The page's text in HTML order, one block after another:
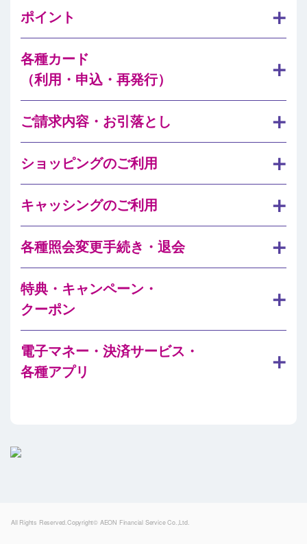
ポイント
各種カード
（利用・申込・再発行）
ご請求内容・お引落とし
ショッピングのご利用
キャッシングのご利用
各種照会変更手続き・退会
特典・キャンペーン・
クーポン
電子マネー・決済サービス・
各種アプリ
All Rights Reserved.Copyright© AEON Financial Service Co.,Ltd.Powered by